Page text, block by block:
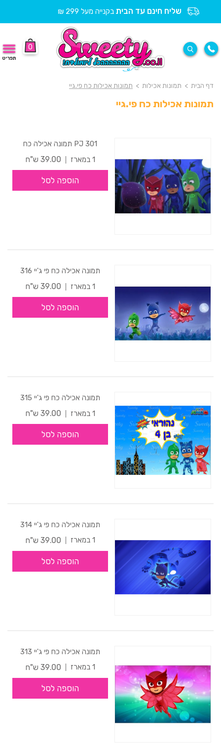
שליח חינם עד הבית בקנייה מעל 299 ₪
0
תפריט
דף הבית > תמונות אכילות > תמונות אכילות כח פי.גיי
תמונות אכילות כח פי.גיי
301 PJ תמונה אכילה כח
1 במארז
39.00 ש"ח
הוספה לסל
תמונה אכילה כח פי ג'יי 316
1 במארז
39.00 ש"ח
הוספה לסל
תמונה אכילה כח פי ג'יי 315
1 במארז
39.00 ש"ח
הוספה לסל
תמונה אכילה כח פי ג'יי 314
1 במארז
39.00 ש"ח
הוספה לסל
תמונה אכילה כח פי ג'יי 313
1 במארז
39.00 ש"ח
הוספה לסל